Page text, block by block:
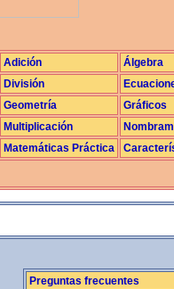
Adición
Álgebra
División
Geometría
Gráficos
Multiplicación
Matemáticas Práctica
Preguntas frecuentes